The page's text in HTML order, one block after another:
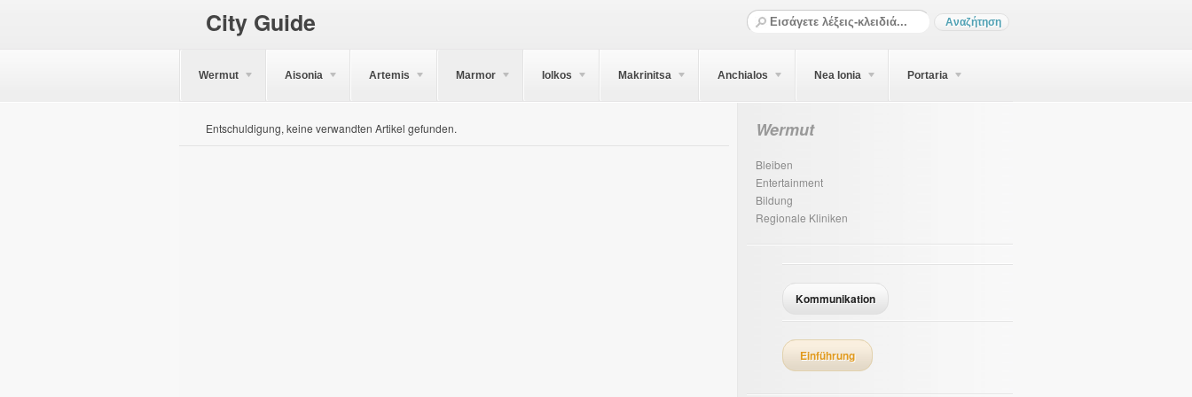
City Guide
Wermut Aisonia Artemis Marmor Iolkos Makrinitsa Anchialos Nea Ionia Portaria
Entschuldigung, keine verwandten Artikel gefunden. Wermut
Bleiben
Entertainment
Bildung
Regionale Kliniken
Kommunikation
Einführung